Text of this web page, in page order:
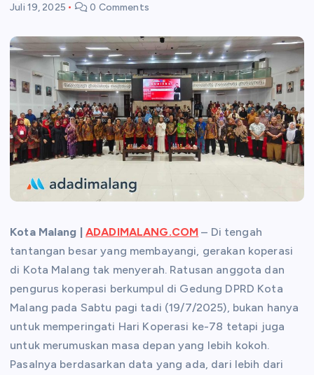
Juli 19, 2025
0 Comments
Kota Malang |ADADIMALANG.COM – Di tengah
tantangan besar yang membayangi, gerakan koperasi
di Kota Malang tak menyerah. Ratusan anggota dan
pengurus koperasi berkumpul di Gedung DPRD Kota
Malang pada Sabtu pagi tadi (19/7/2025), bukan hanya
untuk memperingati Hari Koperasi ke-78 tetapi juga
untuk merumuskan masa depan yang lebih kokoh.
Pasalnya berdasarkan data yang ada, dari lebih dari